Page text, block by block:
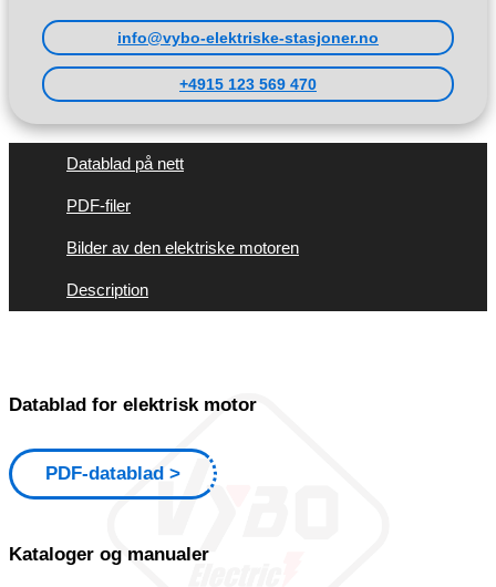
info@vybo-elektriske-stasjoner.no
+4915 123 569 470
Datablad på nett
PDF-filer
Bilder av den elektriske motoren
Description
Datablad for elektrisk motor
PDF-datablad
Kataloger og manualer